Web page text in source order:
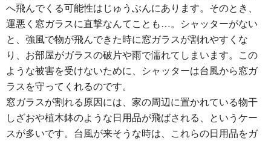
へ飛んでくる可能性はじゅうぶんにあります。そのとき、
運悪く窓ガラスに直撃なんてことも…。シャッターがない
と、強風で物が飛んできた時に窓ガラスが割れやすくな
り、お部屋がガラスの破片や雨で濡れてしまいます。この
ような被害を受けないために、シャッターは台風から窓ガ
ラスを守ってくれるのです。
窓ガラスが割れる原因には、家の周辺に置かれている物干
しざおや植木鉢のような日用品が飛ばされる、というケー
スが多いです。台風が来そうな時は、これらの日用品をガ